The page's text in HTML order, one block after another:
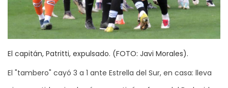
El capitán, Patritti, expulsado. (FOTO: Javi Morales).
El "tambero" cayó 3 a 1 ante Estrella del Sur, en casa: lleva